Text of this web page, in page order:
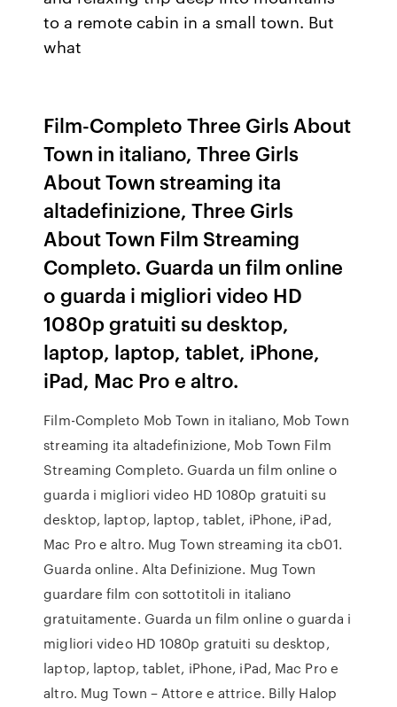
to a remote cabin in a small town. But
what
Film-Completo Three Girls About
Town in italiano, Three Girls
About Town streaming ita
altadefinizione, Three Girls
About Town Film Streaming
Completo. Guarda un film online
o guarda i migliori video HD
1080p gratuiti su desktop,
laptop, laptop, tablet, iPhone,
iPad, Mac Pro e altro.
Film-Completo Mob Town in italiano, Mob Town
streaming ita altadefinizione, Mob Town Film
Streaming Completo. Guarda un film online o
guarda i migliori video HD 1080p gratuiti su
desktop, laptop, laptop, tablet, iPhone, iPad,
Mac Pro e altro. Mug Town streaming ita cb01.
Guarda online. Alta Definizione. Mug Town
guardare film con sottotitoli in italiano
gratuitamente. Guarda un film online o guarda i
migliori video HD 1080p gratuiti su desktop,
laptop, laptop, tablet, iPhone, iPad, Mac Pro e
altro. Mug Town – Attore e attrice. Billy Halop